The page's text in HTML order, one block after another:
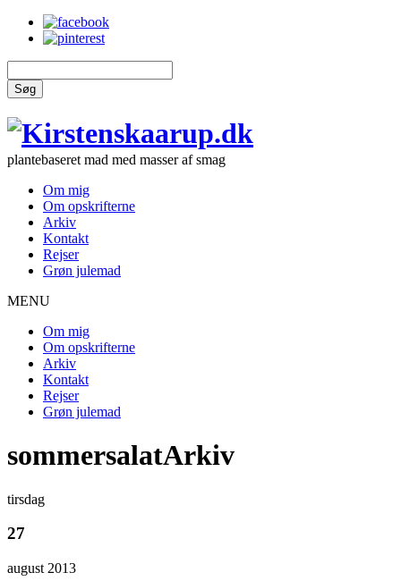
Søg
plantebaseret mad med masser af smag
Om mig
Om opskrifterne
Arkiv
Kontakt
Rejser
Grøn julemad
MENU
Om mig
Om opskrifterne
Arkiv
Kontakt
Rejser
Grøn julemad
sommersalatArkiv
tirsdag
27
august 2013